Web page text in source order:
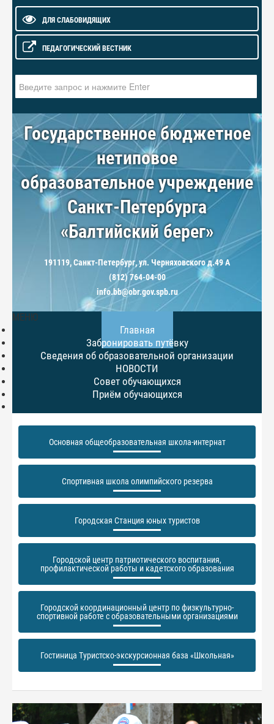
ДЛЯ СЛАБОВИДЯЩИХ
ПЕДАГОГИЧЕСКИЙ ВЕСТНИК
Государственное бюджетное
нетиповое
образовательное учреждение
Санкт-Петербурга
«Балтийский берег»
191119, Санкт-Петербург, ул. Черняховского д.49 А
(812) 764-04-00
info.bb@obr.gov.spb.ru
МЕНЮ
Главная
Забронировать путёвку
Сведения об образовательной организации
НОВОСТИ
Совет обучающихся
Приём обучающихся
Основная общеобразовательная школа-интернат
Спортивная школа олимпийского резерва
Городская Станция юных туристов
Городской центр патриотического воспитания,
профилактической работы и кадетского образования
Городской координационный центр по физкультурно-
спортивной работе с образовательными организациями
Гостиница Туристско-экскурсионная база «Школьная»